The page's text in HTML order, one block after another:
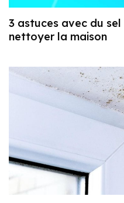
3 astuces avec du
nettoyer la maison